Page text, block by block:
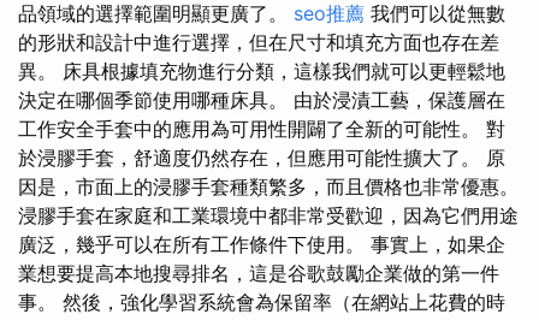
品領域的選擇範圍明顯更廣了。 seo推薦 我們可以從無數
的形狀和設計中進行選擇，但在尺寸和填充方面也存在差
異。 床具根據填充物進行分類，這樣我們就可以更輕鬆地
決定在哪個季節使用哪種床具。 由於浸漬工藝，保護層在
工作安全手套中的應用為可用性開闢了全新的可能性。 對
於浸膠手套，舒適度仍然存在，但應用可能性擴大了。 原
因是，市面上的浸膠手套種類繁多，而且價格也非常優惠。
浸膠手套在家庭和工業環境中都非常受歡迎，因為它們用途
廣泛，幾乎可以在所有工作條件下使用。 事實上，如果企
業想要提高本地搜尋排名，這是谷歌鼓勵企業做的第一件
事。 然後，強化學習系統會為保留率（在網站上花費的時